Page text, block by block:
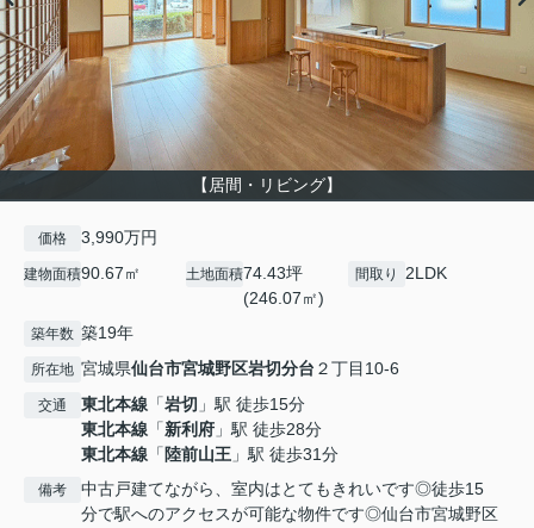
【居間・リビング】
価格 3,990万円
建物面積90.67㎡ 土地面積74.43坪
(246.07㎡)
間取り 2LDK
築年数 築19年
所在地 宮城県仙台市宮城野区岩切分台 ２丁目10-6
交通 東北本線 「岩切 」駅 徒歩15分
東北本線 「新利府 」駅 徒歩28分
東北本線 「 陸前山王 」駅 徒歩31分
備考
中古戸建てながら、室内はとてもきれいです◎徒歩15
分で駅へのアクセスが可能な物件です◎仙台市宮城野区